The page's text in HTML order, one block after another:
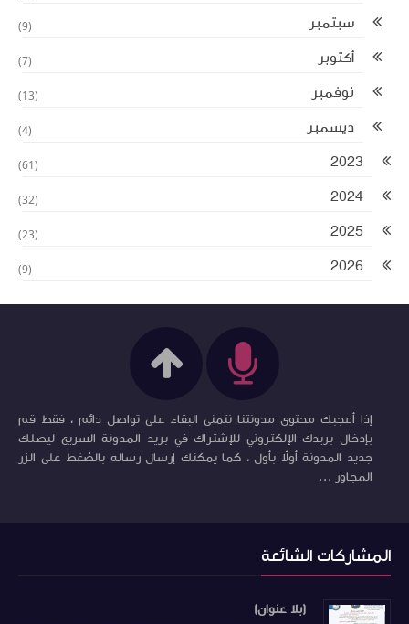
سبتمبر (9)
أكتوبر (7)
نوفمبر (13)
ديسمبر (4)
2023
(61)
2024
(32)
2025
(23)
2026
(9)
إذا أعجبك محتوى مدونتنا نتمنى البقاء على تواصل دائم ، فقط قم
بإدخال بريدك الإلكتروني للإشتراك في بريد المدونة السريع ليصلك
جديد المدونة أولاً بأول ، كما يمكنك إرسال رساله بالضغط على الزر
المجاور ...
المشاركات الشائعة
(بلا عنوان)